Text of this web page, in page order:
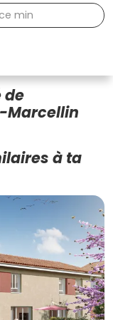
de
Marcellin
à ta